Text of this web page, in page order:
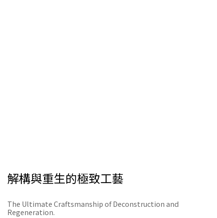
解構與重生的極致工藝
The Ultimate Craftsmanship of Deconstruction and
Regeneration.